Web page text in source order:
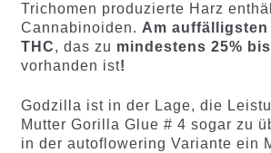
Trichomen produzierte Harz
Cannabinoiden. Am
THC, das zu mindestens 25%
vorhanden ist!
Godzilla ist in der Lage, die
Mutter Gorilla Glue # 4 sogar zu
in der autoflowering Variante ein